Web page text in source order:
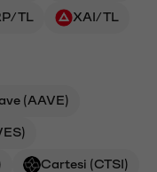
TL XAI/TL
(AAVE)
Cartesi (CTSI)